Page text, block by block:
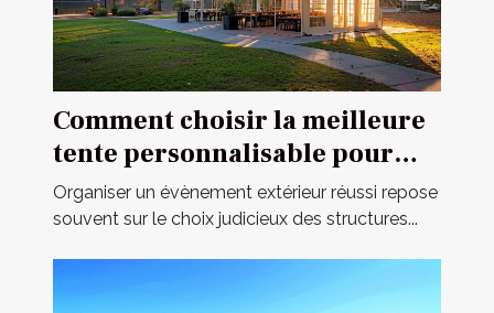
Comment choisir la meilleure
tente personnalisable pour
votre événement
Organiser un évènement extérieur réussi repose
souvent sur le choix judicieux des structures...